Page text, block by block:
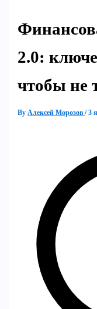
2.0:
чтобы не
ByАлексей Морозов/3